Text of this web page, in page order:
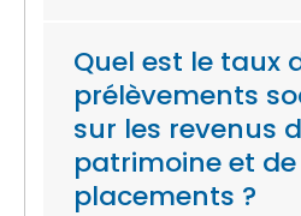
Quel est le taux
prélèvements
sur les revenus
patrimoine et de
placements ?